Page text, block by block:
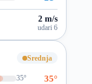
2 m/s
udari 6
Srednja
35° 35°